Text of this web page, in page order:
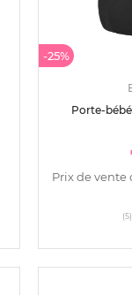
-25%
Porte-
Prix de vente
(5)